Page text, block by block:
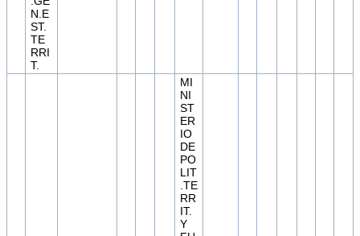
N.E
ST.
TE
RRI
T.
MI
NI
ST
ER
IO
DE
PO
LIT
.TE
RR
IT.
Y